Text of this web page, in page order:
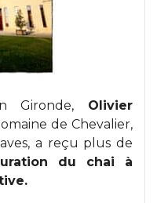
Gironde, Olivier
de Chevalier,
a reçu plus de
du chai à